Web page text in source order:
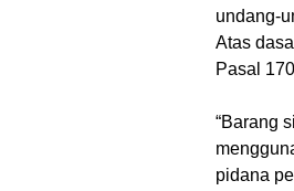
undang-
Atas
Pasal
“Barang
pidana